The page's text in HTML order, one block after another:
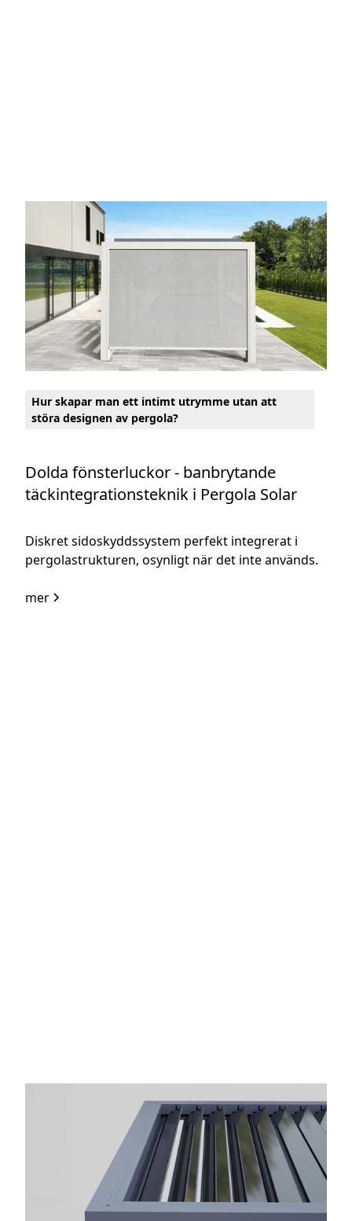
Hur skapar man ett intimt utrymme utan att
störa designen av pergola?
Dolda fönsterluckor - banbrytande
täckintegrationsteknik i Pergola Solar
Diskret sidoskyddssystem perfekt integrerat i
pergolastrukturen, osynligt när det inte används.
mer